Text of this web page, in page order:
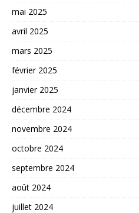
mai 2025
avril 2025
mars 2025
février 2025
janvier 2025
décembre 2024
novembre 2024
octobre 2024
septembre 2024
août 2024
juillet 2024